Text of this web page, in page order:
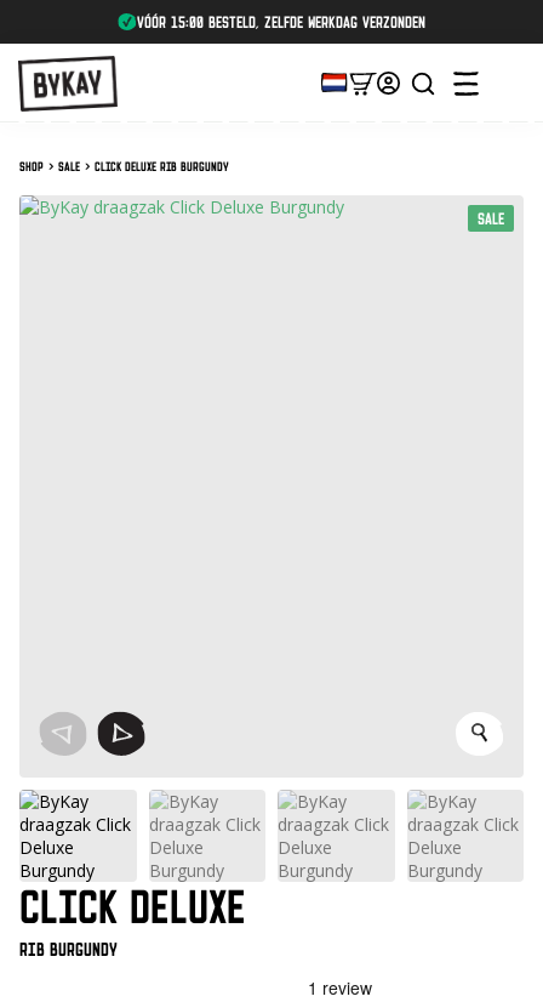
vóór 15:00 besteld, zelfde werkdag verzonden
Shop Sale Click Deluxe Rib Burgundy
SALE
CLICK DELUXE
Rib Burgundy